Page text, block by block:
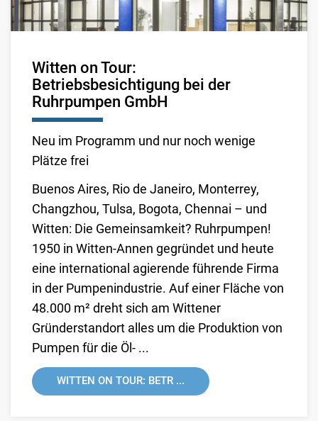
Witten on Tour:
Betriebsbesichtigung bei der
Ruhrpumpen GmbH
Neu im Programm und nur noch wenige
Plätze frei
Buenos Aires, Rio de Janeiro, Monterrey,
Changzhou, Tulsa, Bogota, Chennai – und
Witten: Die Gemeinsamkeit? Ruhrpumpen!
1950 in Witten-Annen gegründet und heute
eine international agierende führende Firma
in der Pumpenindustrie. Auf einer Fläche von
48.000 m² dreht sich am Wittener
Gründerstandort alles um die Produktion von
Pumpen für die Öl- ...
WITTEN ON TOUR: BETR ...